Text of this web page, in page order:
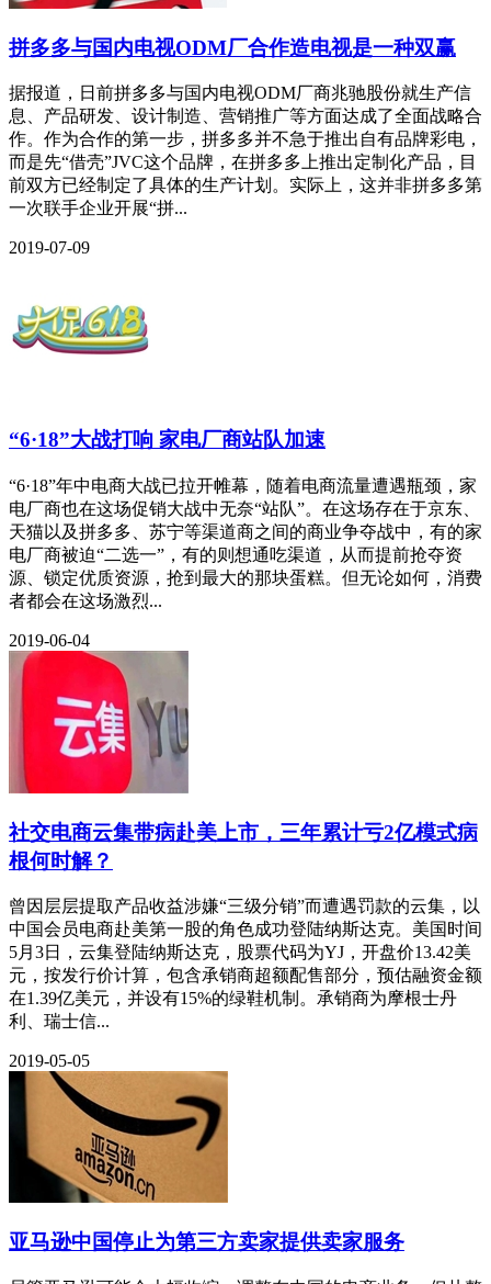
拼多多与国内电视ODM厂合作造电视是一种双赢
据报道，日前拼多多与国内电视ODM厂商兆驰股份就生产信
息、产品研发、设计制造、营销推广等方面达成了全面战略合
作。作为合作的第一步，拼多多并不急于推出自有品牌彩电，
而是先“借壳”JVC这个品牌，在拼多多上推出定制化产品，目
前双方已经制定了具体的生产计划。实际上，这并非拼多多第
一次联手企业开展“拼...
2019-07-09
“6·18”大战打响 家电厂商站队加速
“6·18”年中电商大战已拉开帷幕，随着电商流量遭遇瓶颈，家
电厂商也在这场促销大战中无奈“站队”。在这场存在于京东、
天猫以及拼多多、苏宁等渠道商之间的商业争夺战中，有的家
电厂商被迫“二选一”，有的则想通吃渠道，从而提前抢夺资
源、锁定优质资源，抢到最大的那块蛋糕。但无论如何，消费
者都会在这场激烈...
2019-06-04
社交电商云集带病赴美上市，三年累计亏2亿模式病
根何时解？
曾因层层提取产品收益涉嫌“三级分销”而遭遇罚款的云集，以
中国会员电商赴美第一股的角色成功登陆纳斯达克。美国时间
5月3日，云集登陆纳斯达克，股票代码为YJ，开盘价13.42美
元，按发行价计算，包含承销商超额配售部分，预估融资金额
在1.39亿美元，并设有15%的绿鞋机制。承销商为摩根士丹
利、瑞士信...
2019-05-05
亚马逊中国停止为第三方卖家提供卖家服务